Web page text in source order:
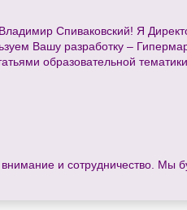
Спиваковский! Я
Вашу разработку –
образовательной
и сотрудничество. Мы